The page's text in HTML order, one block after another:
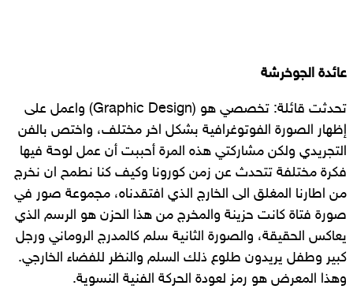
عائدة الجوخرشة
تحدثت قائلة: تخصصي هو (Graphic Design) واعمل على
إظهار الصورة الفوتوغرافية بشكل اخر مختلف، واختص بالفن
التجريدي ولكن مشاركتي هذه المرة أحببت أن عمل لوحة فيها
فكرة مختلفة تتحدث عن زمن كورونا وكيف كنا نطمح ان نخرج
من اطارنا المغلق الى الخارج الذي افتقدناه، مجموعة صور في
صورة فتاة كانت حزينة والمخرج من هذا الحزن هو الرسم الذي
يعاكس الحقيقة، والصورة الثانية سلم كالمدرج الروماني ورجل
كبير وطفل يريدون طلوع ذلك السلم والنظر للفضاء الخارجي.
وهذا المعرض هو رمز لعودة الحركة الفنية النسوية.